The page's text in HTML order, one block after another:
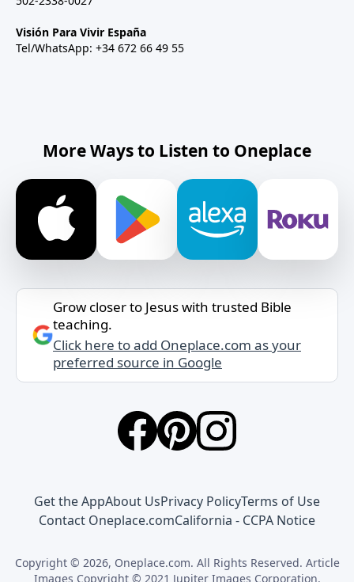
Visión Para Vivir España
Tel/WhatsApp: +34 672 66 49 55
More Ways to Listen to Oneplace
Grow closer to Jesus with trusted Bible
teaching.
Click here to add Oneplace.com as your
preferred source in Google
Get the AppAbout UsPrivacy PolicyTerms of Use
Contact Oneplace.comCalifornia - CCPA Notice
Copyright © 2026, Oneplace.com. All Rights Reserved. Article
Images Copyright © 2021 Jupiter Images Corporation.